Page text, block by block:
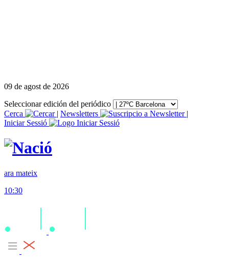
09 de agost de 2026
Seleccionar edición del periódico
Cerca
| Newsletters
|
Iniciar Sessió
ara mateix
10:30